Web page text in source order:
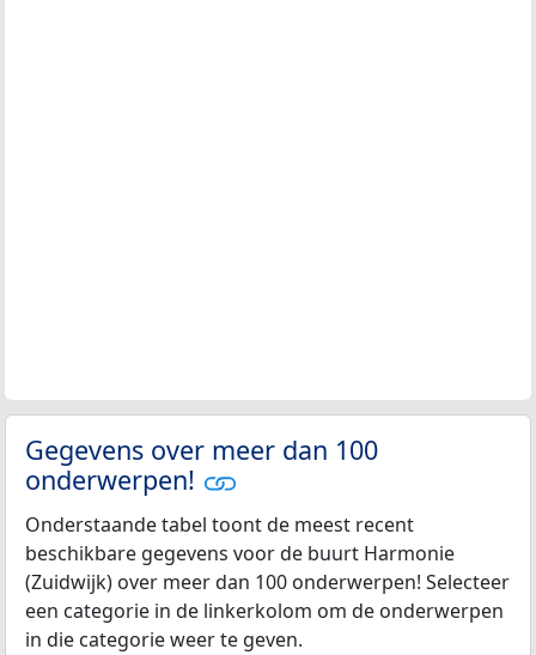
Gegevens over meer dan 100
onderwerpen!
Onderstaande tabel toont de meest recent
beschikbare gegevens voor de buurt Harmonie
(Zuidwijk) over meer dan 100 onderwerpen! Selecteer
een categorie in de linkerkolom om de onderwerpen
in die categorie weer te geven.